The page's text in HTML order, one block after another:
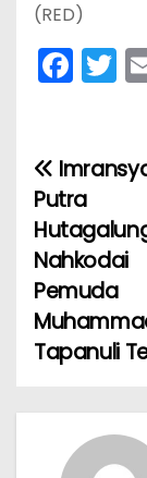
(RED)
F
a
e
b
o
o
k
T
w
N
a
v
i
g
a
Putra
Nahkodai
Pemuda
Tapanuli